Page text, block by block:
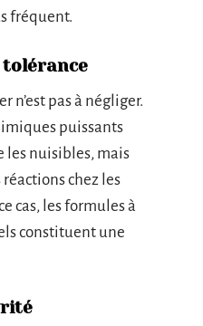
fréquent.
n’est pas à négliger.
puissants
les nuisibles, mais
chez les
cas, les formules à
constituent une